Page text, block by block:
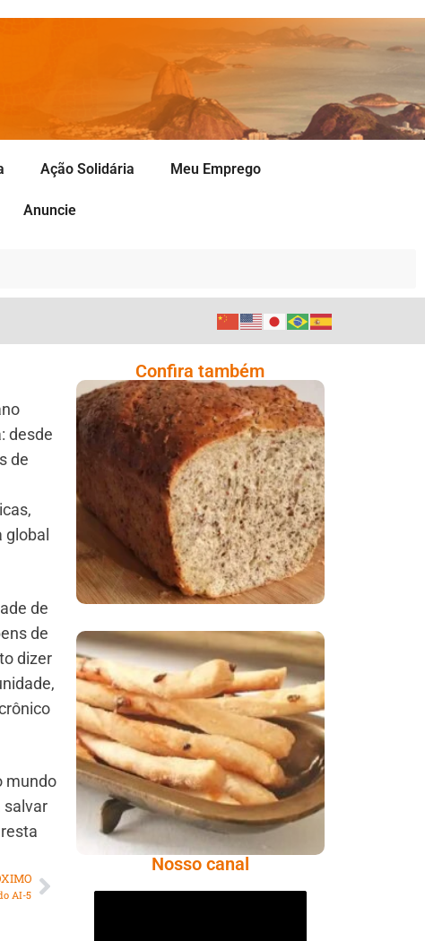
Ação Solidária Meu Emprego
Anuncie
desde
de
de
de
dizer
mundo
salvar
AI-5
Confira também
Comer Bem: Pão Low
Carb
Comer Bem:
Palitinhos De Cebola
E Salsa
Nosso canal